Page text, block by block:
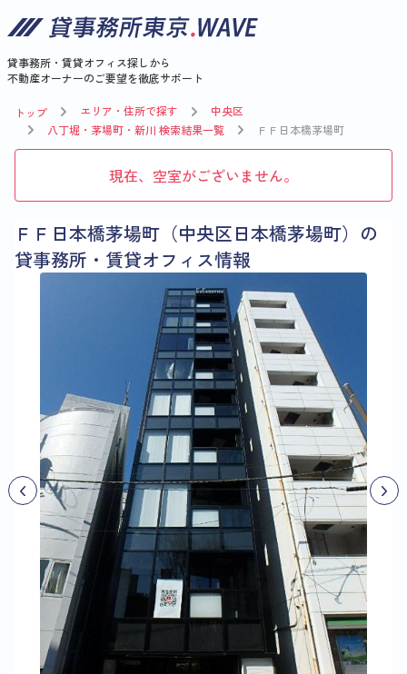
貸事務所・賃貸オフィス探しから
不動産オーナーのご要望を徹底サポート
トップ エリア・住所で探す
中央区
八丁堀・茅場町・新川 検索結果一覧
ＦＦ日本橋茅場町
現在、空室がございません。
ＦＦ日本橋茅場町（中央区日本橋茅場町）の
貸事務所・賃貸オフィス情報